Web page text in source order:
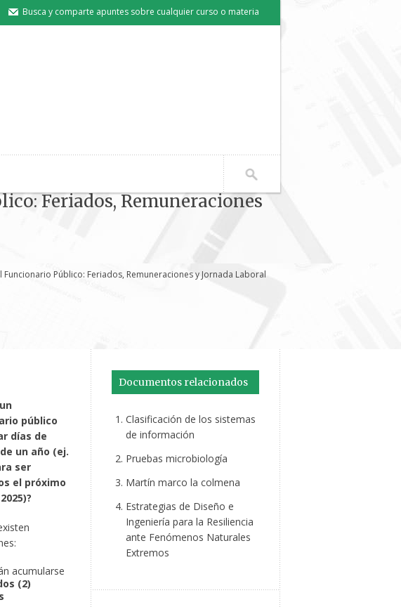
Busca y comparte apuntes sobre cualquier curso o materia
Feriados, Remuneraciones
Público: Feriados, Remuneraciones y Jornada Laboral
público
días de
un año (ej.
ser
el próximo
acumularse
(2)
Documentos relacionados
Clasificación de los sistemas
de información
Pruebas microbiología
Martín marco la colmena
Estrategias de Diseño e
Ingeniería para la Resiliencia
ante Fenómenos Naturales
Extremos